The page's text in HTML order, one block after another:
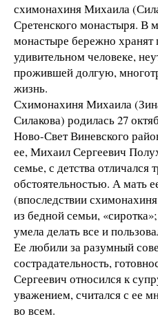
схимонахиня Михаила
Сретенского монастыря. В
монастыре бережно хранят
удивительном человеке,
прожившей долгую,
жизнь.
Схимонахиня Михаила
Силакова) родилась 27
Ново-Свет Виневского
ее, Михаил Сергеевич
семье, с детства
обстоятельностью. А мать
(впоследствии
из бедной семьи,
умела делать все и
Ее любили за разумный
сострадательность,
Сергеевич относился к
уважением, считался с ее
во всем.